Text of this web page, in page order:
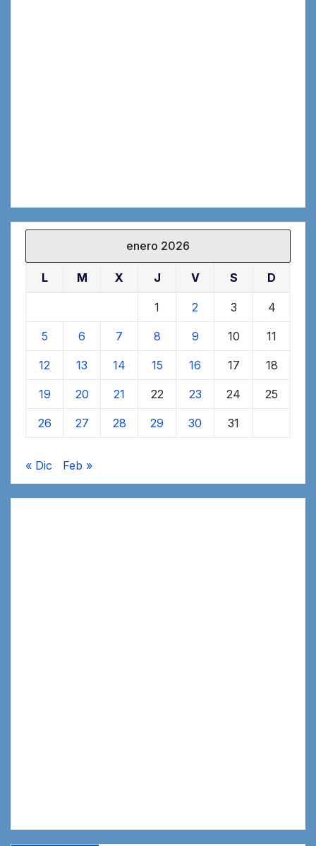
enero 2026
L M X J V S D
1 2 3 4
5 6 7 8 9 10 11
12 13 14 15 16 17 18
19 20 21 22 23 24 25
26 27 28 29 30 31
« Dic Feb »